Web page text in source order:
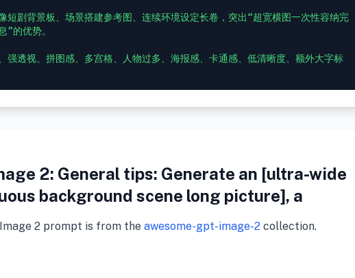
短剧背景板、场景搭建参考图、连续环境设定长卷，突出“超宽横图一次性容纳完
”的优势。
强透视、拼图感、多宫格、人物过多、海报感、卡通感、低清晰度、额外大字标
2: General tips: Generate an [ultra-wide
background scene long picture], a
2 prompt is from the awesome-gpt-image-2 collection.